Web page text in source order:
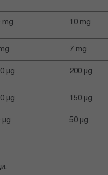
mg 10 mg
7 mg
µg 200 µg
µg 150 µg
µg 50 µg